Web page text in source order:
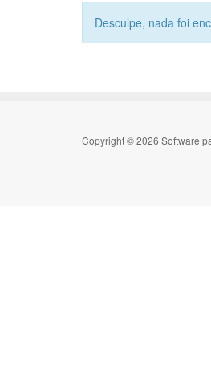
Desculpe, nada foi
Copyright © 2026 Software